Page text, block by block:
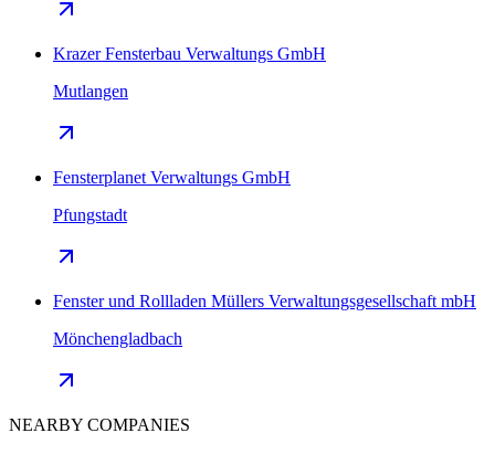
Krazer Fensterbau Verwaltungs GmbH
Mutlangen
Fensterplanet Verwaltungs GmbH
Pfungstadt
Fenster und Rollladen Müllers Verwaltungsgesellschaft mbH
Mönchengladbach
NEARBY COMPANIES